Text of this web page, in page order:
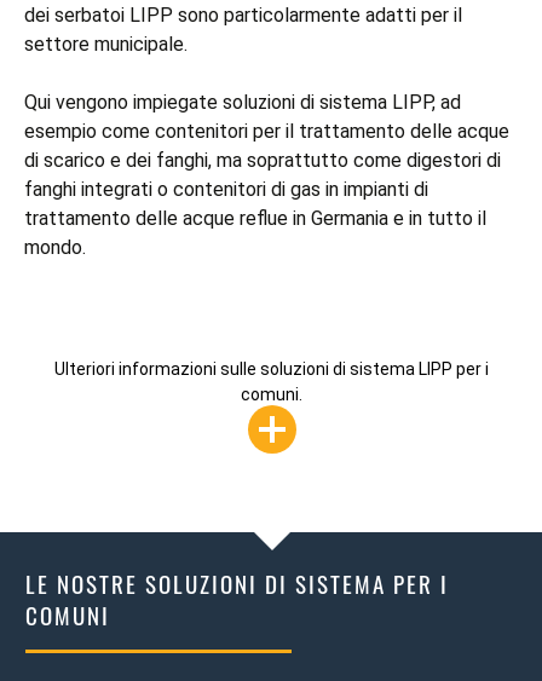
dei serbatoi LIPP sono particolarmente adatti per il
settore municipale.
Qui vengono impiegate soluzioni di sistema LIPP, ad
esempio come contenitori per il trattamento delle acque
di scarico e dei fanghi, ma soprattutto come digestori di
fanghi integrati o contenitori di gas in impianti di
trattamento delle acque reflue in Germania e in tutto il
mondo.
Ulteriori informazioni sulle soluzioni di sistema LIPP per i
comuni.
LE NOSTRE SOLUZIONI DI SISTEMA PER I
COMUNI